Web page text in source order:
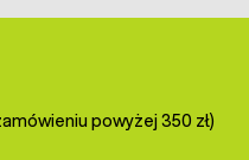
powyżej 350 zł)